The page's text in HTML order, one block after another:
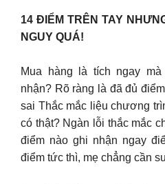
14 ĐIỂM TRÊN TAY
NGUY QUÁ!
Mua hàng là tích ngay
nhận? Rõ ràng là đã đủ
sai Thắc mắc liệu chương
có thật? Ngàn lỗi thắc mắc
điểm nào ghi nhận ngay
điểm tức thì, mẹ chẳng cần